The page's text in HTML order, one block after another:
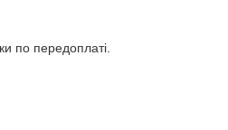
по передоплаті.